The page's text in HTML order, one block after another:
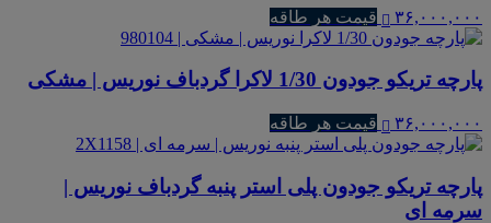
۳۶,۰۰۰,۰۰۰ قیمت هر طاقه
پارچه تریکو جودون 1/30 لاکرا گردباف نوریس | مشکی
۳۶,۰۰۰,۰۰۰ قیمت هر طاقه
پارچه تریکو جودون پلی استر پنبه گردباف نوریس |
سرمه ای